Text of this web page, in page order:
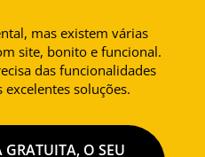
mas existem várias
site, bonito e funcional.
das funcionalidades
soluções.
GRATUITA, O SEU